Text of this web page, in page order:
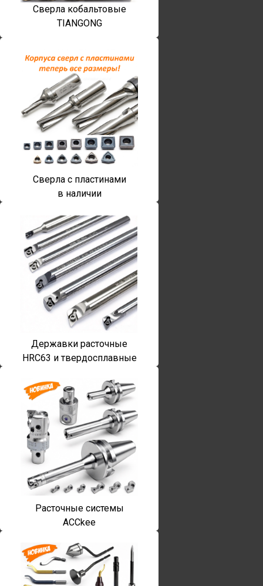
Сверла кобальтовые
TIANGONG
Сверла с пластинами
в наличии
Державки расточные
HRC63 и твердосплавные
Расточные системы
ACCkee